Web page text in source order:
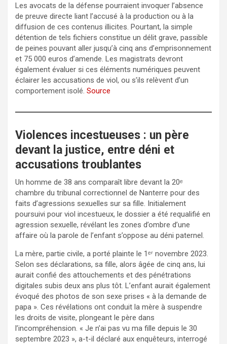
Les avocats de la défense pourraient invoquer l’absence
de preuve directe liant l’accusé à la production ou à la
diffusion de ces contenus illicites. Pourtant, la simple
détention de tels fichiers constitue un délit grave, passible
de peines pouvant aller jusqu’à cinq ans d’emprisonnement
et 75 000 euros d’amende. Les magistrats devront
également évaluer si ces éléments numériques peuvent
éclairer les accusations de viol, ou s’ils relèvent d’un
comportement isolé. Source
Violences incestueuses : un père
devant la justice, entre déni et
accusations troublantes
Un homme de 38 ans comparaît libre devant la 20ᵉ
chambre du tribunal correctionnel de Nanterre pour des
faits d’agressions sexuelles sur sa fille. Initialement
poursuivi pour viol incestueux, le dossier a été requalifié en
agression sexuelle, révélant les zones d’ombre d’une
affaire où la parole de l’enfant s’oppose au déni paternel.
La mère, partie civile, a porté plainte le 1ᵉʳ novembre 2023.
Selon ses déclarations, sa fille, alors âgée de cinq ans, lui
aurait confié des attouchements et des pénétrations
digitales subis deux ans plus tôt. L’enfant aurait également
évoqué des photos de son sexe prises « à la demande de
papa ». Ces révélations ont conduit la mère à suspendre
les droits de visite, plongeant le père dans
l’incompréhension. « Je n’ai pas vu ma fille depuis le 30
septembre 2023 », a-t-il déclaré aux enquêteurs, interrogé